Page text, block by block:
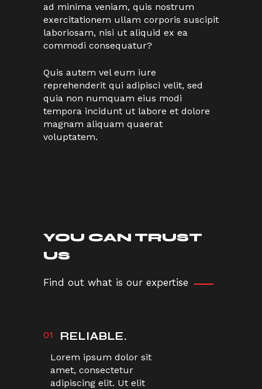
ad minima veniam, quis nostrum
exercitationem ullam corporis suscipit
laboriosam, nisi ut aliquid ex ea
commodi consequatur?
Quis autem vel eum iure
reprehenderit qui adipisci velit, sed
quia non numquam eius modi
tempora incidunt ut labore et dolore
magnam aliquam quaerat
voluptatem.
YOU CAN TRUST
US
Find out what is our expertise
01 RELIABLE.
Lorem ipsum dolor sit
amet, consectetur
adipiscing elit. Ut elit